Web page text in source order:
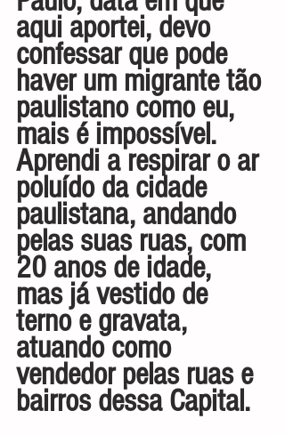
aqui aportei, devo
confessar que pode
haver um migrante tão
paulistano como eu,
mais é impossível.
Aprendi a respirar o ar
poluído da cidade
paulistana, andando
pelas suas ruas, com
20 anos de idade,
mas já vestido de
terno e gravata,
atuando como
vendedor pelas ruas e
bairros dessa Capital.